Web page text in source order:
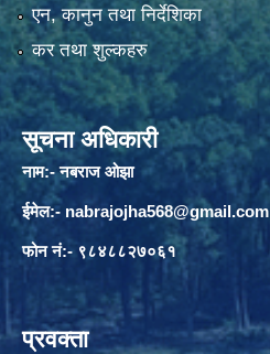
एन, कानुन तथा निर्देशिका
कर तथा शुल्कहरु
सूचना अधिकारी
नाम:- नबराज ओझा
ईमेल:- nabrajojha568@gmail.com
फोन नं:- ९८४८८२७०६१
प्रवक्ता